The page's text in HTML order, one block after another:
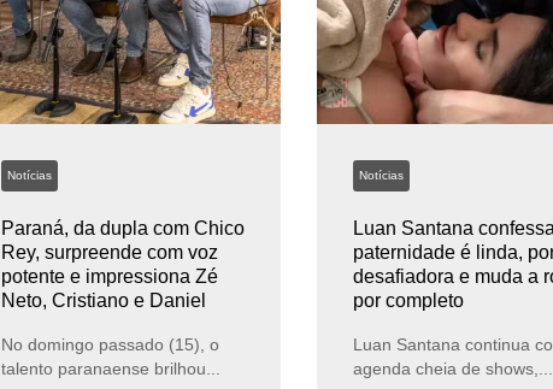
Notícias
Paraná, da dupla com Chico
Rey, surpreende com voz
potente e impressiona Zé
Neto, Cristiano e Daniel
No domingo passado (15), o
talento paranaense brilhou...
Notícias
Luan Santana
paternidade é linda,
desafiadora e muda a
por completo
Luan Santana continua
agenda cheia de shows,...